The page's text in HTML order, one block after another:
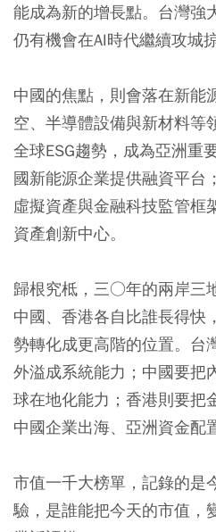
能成為新的增長點。台灣強
仍有機會在AI時代繼續攻城掠
中國的焦點，則會落在新能
空、半導體設備與新材料等
全球ESG趨勢，成為亞洲重
國新能源企業提供融資平台
虛擬資產與金融科技監管框
資產創新中心。
歸根究柢，三○年的兩岸三
中國、香港各自比誰長得快
勢轉化成更高階的位置。台
外溢成系統能力；中國要把
球在地化能力；香港則要把
中國企業出海、亞洲資金配
市值一千大榜單，記錄的是
驗，是誰能把今天的市值，